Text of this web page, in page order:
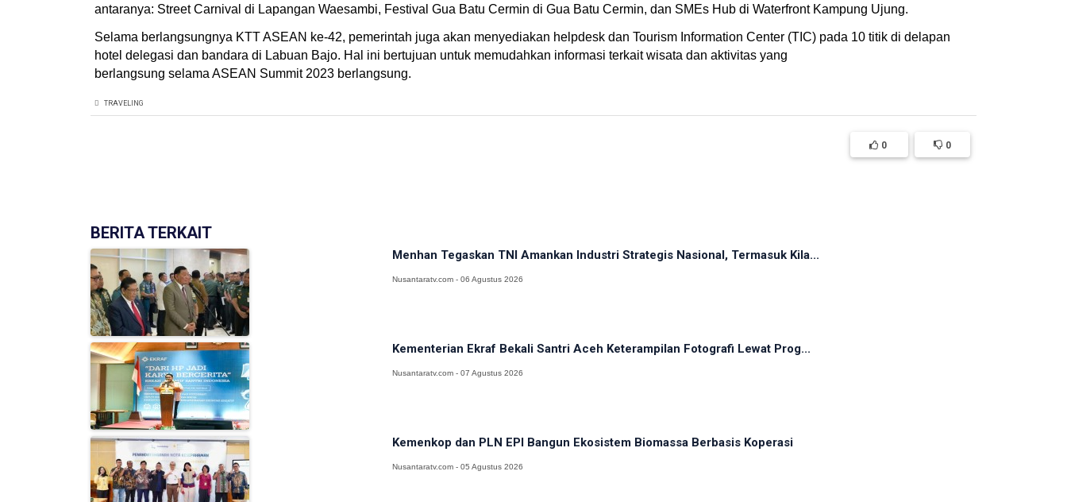
antaranya: Street Carnival di Lapangan Waesambi, Festival Gua Batu Cermin di Gua Batu Cermin, dan SMEs Hub di Waterfront Kampung Ujung.
Selama berlangsungnya KTT ASEAN ke-42, pemerintah juga akan menyediakan helpdesk dan Tourism Information Center (TIC) pada 10 titik di delapan
hotel delegasi dan bandara di Labuan Bajo. Hal ini bertujuan untuk memudahkan informasi terkait wisata dan aktivitas yang
berlangsung selama ASEAN Summit 2023 berlangsung.
TRAVELING
0 0
BERITA TERKAIT
Menhan Tegaskan TNI Amankan Industri Strategis Nasional, Termasuk Kila...
Nusantaratv.com - 06 Agustus 2026
Kementerian Ekraf Bekali Santri Aceh Keterampilan Fotografi Lewat Prog...
Nusantaratv.com - 07 Agustus 2026
Kemenkop dan PLN EPI Bangun Ekosistem Biomassa Berbasis Koperasi
Nusantaratv.com - 05 Agustus 2026